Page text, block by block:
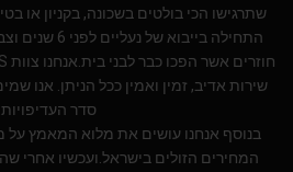
שתרגישו הכי בולטים בשכונה, בקניון או
שירות אדיב, זמין ואמין ככל הניתן. אנו
סדר העדיפויות.
בנוסף אנחנו עושים את מלוא המאמץ על
המחירים הזולים בישראל.ועכשיו אחרי